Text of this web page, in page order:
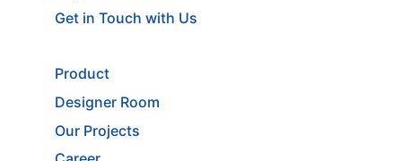
Get in Touch with Us
Product
Designer Room
Our Projects